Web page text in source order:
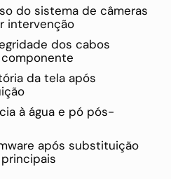
do sistema de câmeras
intervenção
dos cabos
da tela após
à água e pó pós-
após substituição